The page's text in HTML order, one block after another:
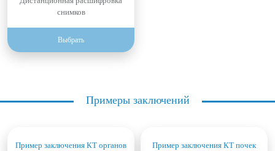
снимков
Выбрать
Примеры заключений
Пример заключения КТ органов
Пример заключения КТ почек